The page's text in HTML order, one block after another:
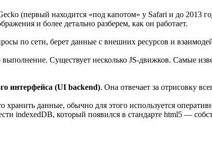
(первый находится «под капотом» у Safari и до 2013
и более детально разберем, как он работает.
по сети, берет данные с внешних ресурсов и
выполнение. Существует несколько JS-движков. Самые
интерфейса (UI backend). Она отвечает за отрисовку
хранить данные, обычно для этого используется
indexedDB, который появился в стандарте html5 —